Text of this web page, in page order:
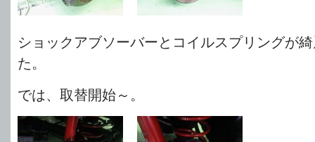
ショックアブソーバーとコイルスプリングが
た。
では、取替開始～。